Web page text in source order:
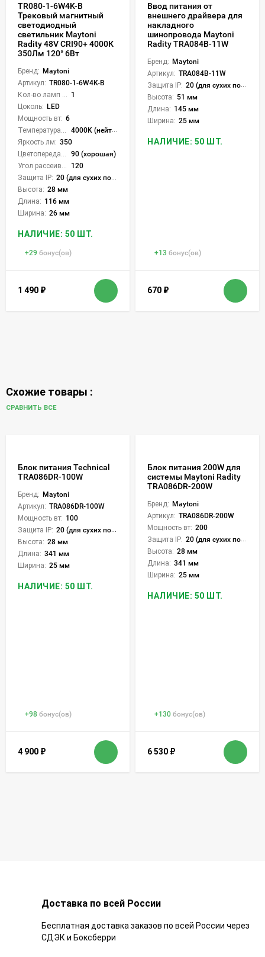
TR080-1-6W4K-B
Трековый магнитный
светодиодный
светильник Maytoni
Radity 48V CRI90+ 4000К
350Лм 120° 6Вт
Бренд: Maytoni
Артикул: TR080-1-6W4K-B
1
Цоколь: LED
Мощность вт: 6
4000K (нейтральный)
Яркость лм: 350
90 (хорошая)
120
Защита IP: 20 (для сухих пом.)
Высота: 28 мм
Длина: 116 мм
Ширина: 26 мм
НАЛИЧИЕ: 50 ШТ.
+29 бонус(ов)
1 490 ₽
Ввод питания от
внешнего драйвера для
накладного
шинопровода Maytoni
Radity TRA084B-11W
Бренд: Maytoni
Артикул: TRA084B-11W
Защита IP: 20 (для сухих пом.)
Высота: 51 мм
Длина: 145 мм
Ширина: 25 мм
НАЛИЧИЕ: 50 ШТ.
+13 бонус(ов)
670 ₽
Схожие товары :
СРАВНИТЬ ВСЕ
Блок питания Technical
TRA086DR-100W
Бренд: Maytoni
Артикул: TRA086DR-100W
Мощность вт: 100
Защита IP: 20 (для сухих пом.)
Высота: 28 мм
Длина: 341 мм
Ширина: 25 мм
НАЛИЧИЕ: 50 ШТ.
+98 бонус(ов)
4 900 ₽
Блок питания 200W для
системы Maytoni Radity
TRA086DR-200W
Бренд: Maytoni
Артикул: TRA086DR-200W
Мощность вт: 200
Защита IP: 20 (для сухих пом.)
Высота: 28 мм
Длина: 341 мм
Ширина: 25 мм
НАЛИЧИЕ: 50 ШТ.
+130 бонус(ов)
6 530 ₽
Доставка по всей России
Бесплатная доставка заказов по всей России через
СДЭК и Боксберри